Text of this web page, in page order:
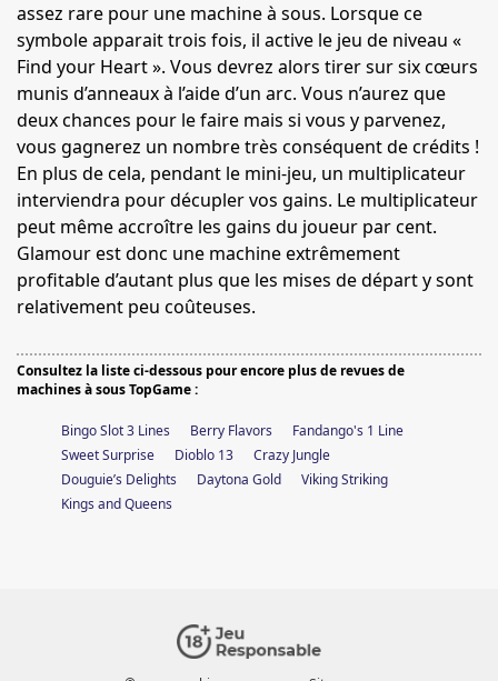
assez rare pour une machine à sous. Lorsque ce
symbole apparait trois fois, il active le jeu de niveau «
Find your Heart ». Vous devrez alors tirer sur six cœurs
munis d’anneaux à l’aide d’un arc. Vous n’aurez que
deux chances pour le faire mais si vous y parvenez,
vous gagnerez un nombre très conséquent de crédits !
En plus de cela, pendant le mini-jeu, un multiplicateur
interviendra pour décupler vos gains. Le multiplicateur
peut même accroître les gains du joueur par cent.
Glamour est donc une machine extrêmement
profitable d’autant plus que les mises de départ y sont
relativement peu coûteuses.
Consultez la liste ci-dessous pour encore plus de revues de
machines à sous TopGame :
Bingo Slot 3 Lines Berry Flavors
Fandango's 1 Line
Sweet Surprise
Dioblo 13
Crazy Jungle
Douguie’s Delights
Daytona Gold
Viking Striking
Kings and Queens